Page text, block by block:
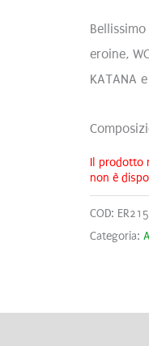
eroine,
KATANA
Il prodotto
non è
COD:
Categoria: